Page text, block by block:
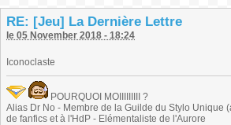
RE: [Jeu] La Dernière Lettre
le 05 November 2018 - 18:24
Iconoclaste
POURQUOI MOIIIIIIIII ?
Alias Dr No - Membre de la Guilde du Stylo Unique
de fanfics et à l'HdP - Elémentaliste de l'Aurore